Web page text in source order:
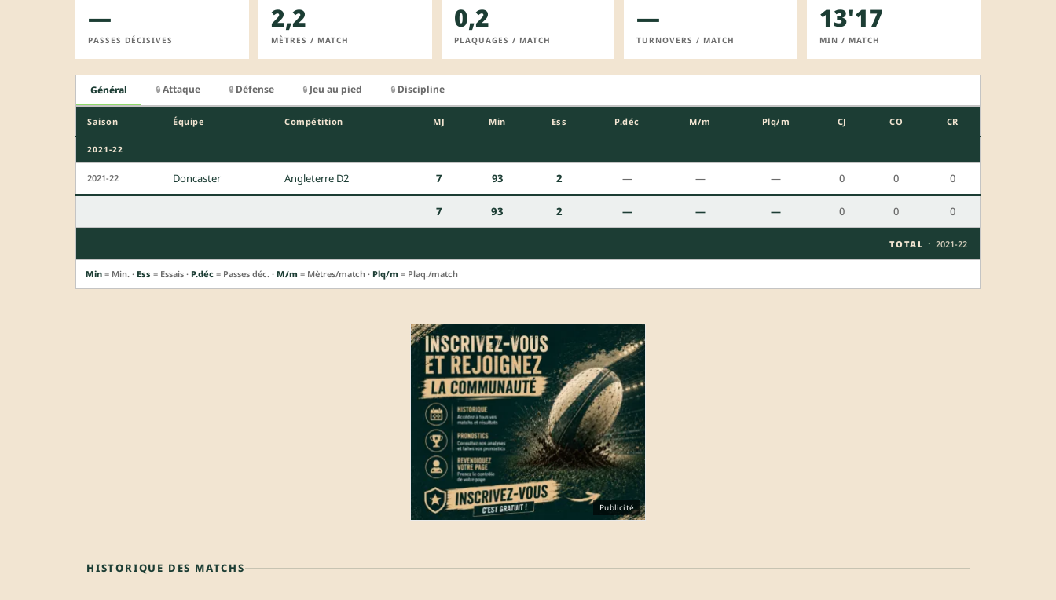
—
PASSES DÉCISIVES
2,2
MÈTRES / MATCH
0,2
PLAQUAGES / MATCH
—
TURNOVERS / MATCH
13'17
MIN / MATCH
Général 🔒 Attaque 🔒 Défense 🔒 Jeu au pied 🔒 Discipline
Saison Équipe Compétition MJ Min Ess P.déc M/m Plq/m CJ CO CR
2021-22
2021-22 Doncaster Angleterre D2 7 93 2 — — — 0 0 0
7 93 2 — — — 0 0 0
TOTAL · 2021-22
Min = Min. · Ess = Essais · P.déc = Passes déc. · M/m = Mètres/match · Plq/m = Plaq./match
Publicité
HISTORIQUE DES MATCHS